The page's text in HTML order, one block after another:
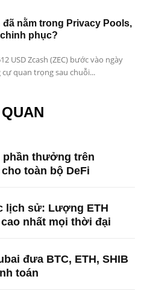
nằm trong Privacy Pools,
chinh phục?
USD Zcash (ZEC) bước vào ngày
quan trọng sau chuỗi...
phần thưởng trên
toàn bộ DeFi
lịch sử: Lượng ETH
nhất mọi thời đại
đưa BTC, ETH, SHIB
toán